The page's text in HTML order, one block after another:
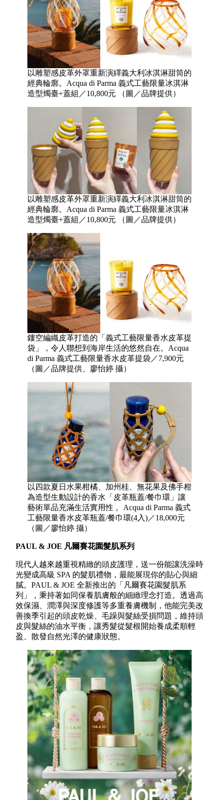
以雕塑感皮革外罩重新演繹義大利冰淇淋甜筒的
經典輪廓。Acqua di Parma 義式工藝限量冰淇淋
造型燭臺+蓋組／10,800元 （圖／品牌提供）
以雕塑感皮革外罩重新演繹義大利冰淇淋甜筒的
經典輪廓。Acqua di Parma 義式工藝限量冰淇淋
造型燭臺+蓋組／10,800元 （圖／品牌提供）
鏤空編織皮革打造的「義式工藝限量香水皮革提
袋」，令人聯想到海岸生活的悠然自在。Acqua
di Parma 義式工藝限量香水皮革提袋／7,900元
（圖／品牌提供、廖怡婷 攝）
以四款夏日水果柑橘、加州桂、無花果及佛手柑
為造型生動設計的香水「皮革瓶蓋/餐巾環」讓
藝術單品充滿生活實用性 。Acqua di Parma 義式
工藝限量香水皮革瓶蓋/餐巾環(4入)／18,000元
（圖／廖怡婷 攝）
PAUL & JOE 凡爾賽花園髮肌系列
現代人越來越重視精緻的頭皮護理，送一份能讓洗澡時
光變成高級 SPA 的髮肌禮物，最能展現你的貼心與細
膩。PAUL & JOE 全新推出的「凡爾賽花園髮肌系
列」，秉持著如同保養肌膚般的細緻理念打造。透過高
效保濕、潤澤與深度修護等多重養膚機制，他能完美改
善換季引起的頭皮乾燥、毛躁與髮絲受損問題，維持頭
皮與髮絲的油水平衡，讓秀髮從髮根開始養成柔順輕
盈、散發自然光澤的健康狀態。